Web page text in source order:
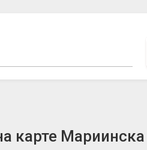
карте Мариинска